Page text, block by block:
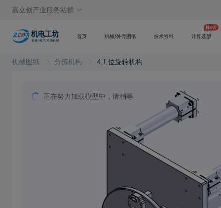
嘉立创产业服务站群
首页 机械/外壳图纸 技术资料 计算选型
机械图纸 分拣机构 4工位旋转机构
正在努力加载模型中，请稍等